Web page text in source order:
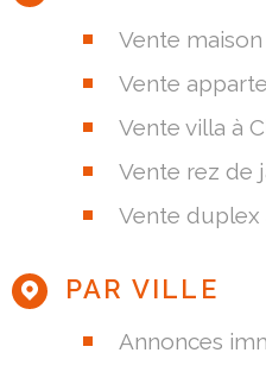
Vente maison
Vente
Vente villa à
Vente rez de
Vente duplex
PAR VILLE
Annonces